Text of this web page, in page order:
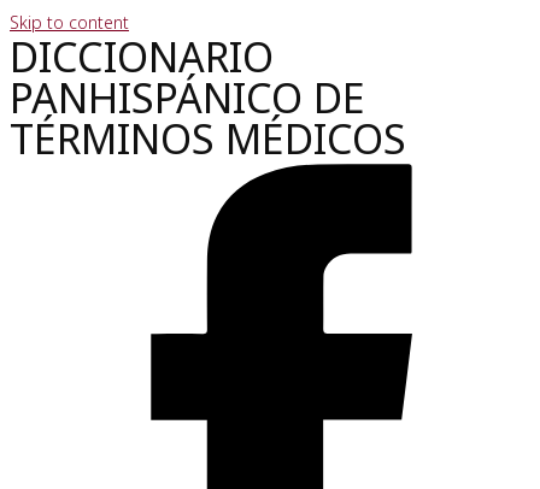
Skip to content
DICCIONARIO
PANHISPÁNICO DE
TÉRMINOS MÉDICOS